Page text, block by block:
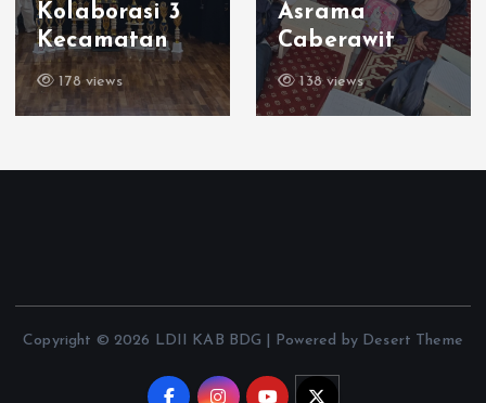
Kolaborasi 3
Kecamatan
178 views
Asrama
Caberawit
138 views
Copyright © 2026 LDII KAB BDG | Powered by Desert Theme